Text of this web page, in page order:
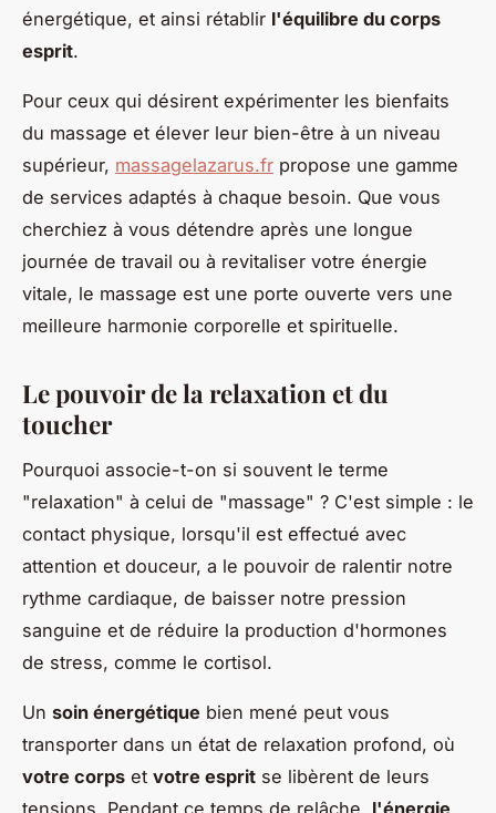
énergétique, et ainsi rétablir l'équilibre du corps
esprit.
Pour ceux qui désirent expérimenter les bienfaits
du massage et élever leur bien-être à un niveau
supérieur, massagelazarus.fr propose une gamme
de services adaptés à chaque besoin. Que vous
cherchiez à vous détendre après une longue
journée de travail ou à revitaliser votre énergie
vitale, le massage est une porte ouverte vers une
meilleure harmonie corporelle et spirituelle.
Le pouvoir de la relaxation et du
toucher
Pourquoi associe-t-on si souvent le terme
"relaxation" à celui de "massage" ? C'est simple : le
contact physique, lorsqu'il est effectué avec
attention et douceur, a le pouvoir de ralentir notre
rythme cardiaque, de baisser notre pression
sanguine et de réduire la production d'hormones
de stress, comme le cortisol.
Un soin énergétique bien mené peut vous
transporter dans un état de relaxation profond, où
votre corps et votre esprit se libèrent de leurs